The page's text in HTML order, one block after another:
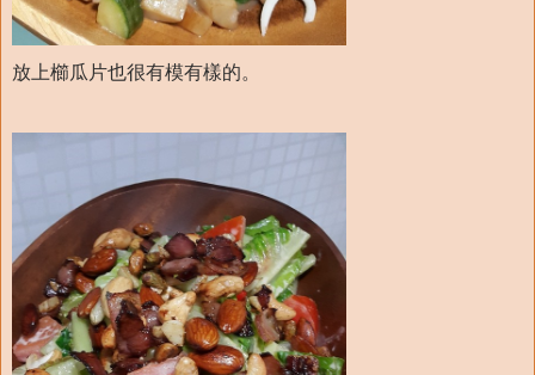
放上櫛瓜片也很有模有樣的。